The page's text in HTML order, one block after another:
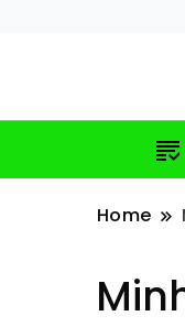
Home